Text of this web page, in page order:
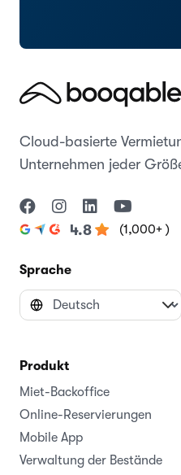
Cloud-basierte
Unternehmen jeder
4.8 (1,000+ )
Sprache
Produkt
Miet-Backoffice
Online-Reservierungen
Mobile App
Verwaltung der Bestände